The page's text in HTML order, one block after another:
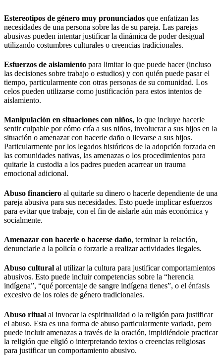
Estereotipos de género muy pronunciados que enfatizan las
necesidades de una persona sobre las de su pareja. Las parejas
abusivas pueden intentar justificar la dinámica de poder desigual
utilizando costumbres culturales o creencias tradicionales.
Esfuerzos de aislamiento para limitar lo que puede hacer (incluso
las decisiones sobre trabajo o estudios) y con quién puede pasar el
tiempo, particularmente con otras personas de su comunidad. Los
celos pueden utilizarse como justificación para estos intentos de
aislamiento.
Manipulación en situaciones con niños, lo que incluye hacerle
sentir culpable por cómo cría a sus niños, involucrar a sus hijos en la
situación o amenazar con hacerle daño o llevarse a sus hijos.
Particularmente por los legados históricos de la adopción forzada en
las comunidades nativas, las amenazas o los procedimientos para
quitarle la custodia a los padres pueden acarrear un trauma
emocional adicional.
Abuso financiero al quitarle su dinero o hacerle dependiente de una
pareja abusiva para sus necesidades. Esto puede implicar esfuerzos
para evitar que trabaje, con el fin de aislarle aún más económica y
socialmente.
Amenazar con hacerle o hacerse daño, terminar la relación,
denunciarle a la policía o forzarle a realizar actividades ilegales.
Abuso cultural al utilizar la cultura para justificar comportamientos
abusivos. Esto puede incluir competencias sobre la “herencia
indígena”, “qué porcentaje de sangre indígena tienes”, o el énfasis
excesivo de los roles de género tradicionales.
Abuso ritual al invocar la espiritualidad o la religión para justificar
el abuso. Esta es una forma de abuso particularmente variada, pero
puede incluir amenazas a través de la oración, impidiéndole practicar
la religión que eligió o interpretando textos o creencias religiosas
para justificar un comportamiento abusivo.